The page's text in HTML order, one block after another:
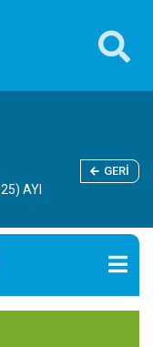
AYI
GERI